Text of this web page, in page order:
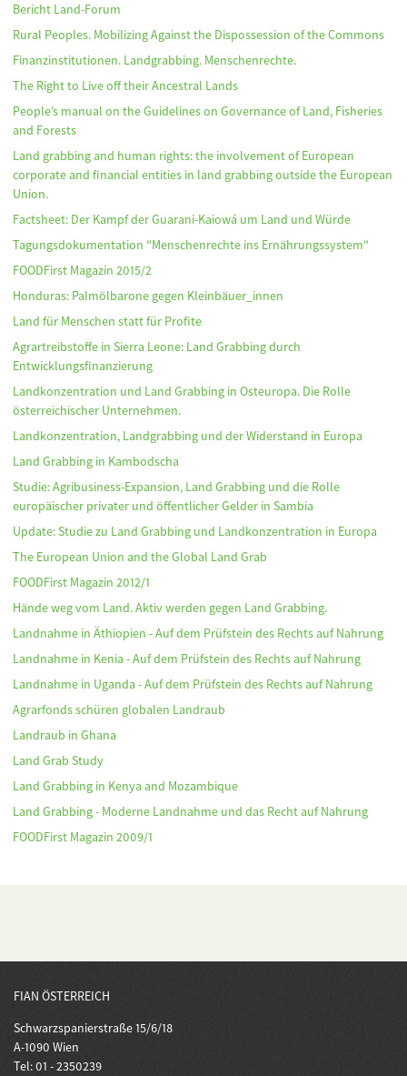
Bericht Land-Forum
Rural Peoples. Mobilizing Against the Dispossession of the Commons
Finanzinstitutionen. Landgrabbing. Menschenrechte.
The Right to Live off their Ancestral Lands
People’s manual on the Guidelines on Governance of Land, Fisheries
and Forests
Land grabbing and human rights: the involvement of European
corporate and financial entities in land grabbing outside the European
Union.
Factsheet: Der Kampf der Guarani-Kaiowá um Land und Würde
Tagungsdokumentation "Menschenrechte ins Ernährungssystem"
FOODFirst Magazin 2015/2
Honduras: Palmölbarone gegen Kleinbäuer_innen
Land für Menschen statt für Profite
Agrartreibstoffe in Sierra Leone: Land Grabbing durch
Entwicklungsfinanzierung
Landkonzentration und Land Grabbing in Osteuropa. Die Rolle
österreichischer Unternehmen.
Landkonzentration, Landgrabbing und der Widerstand in Europa
Land Grabbing in Kambodscha
Studie: Agribusiness-Expansion, Land Grabbing und die Rolle
europäischer privater und öffentlicher Gelder in Sambia
Update: Studie zu Land Grabbing und Landkonzentration in Europa
The European Union and the Global Land Grab
FOODFirst Magazin 2012/1
Hände weg vom Land. Aktiv werden gegen Land Grabbing.
Landnahme in Äthiopien - Auf dem Prüfstein des Rechts auf Nahrung
Landnahme in Kenia - Auf dem Prüfstein des Rechts auf Nahrung
Landnahme in Uganda - Auf dem Prüfstein des Rechts auf Nahrung
Agrarfonds schüren globalen Landraub
Landraub in Ghana
Land Grab Study
Land Grabbing in Kenya and Mozambique
Land Grabbing - Moderne Landnahme und das Recht auf Nahrung
FOODFirst Magazin 2009/1
FIAN ÖSTERREICH
Schwarzspanierstraße 15/6/18
A-1090 Wien
Tel: 01 - 2350239